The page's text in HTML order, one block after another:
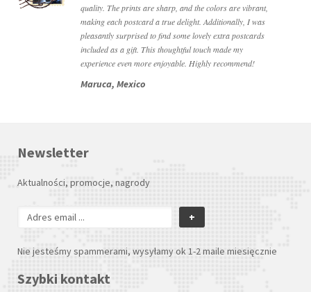
quality. The prints are sharp, and the colors are vibrant,
making each postcard a true delight. Additionally, I was
pleasantly surprised to find some lovely extra postcards
included as a gift. This thoughtful touch made my
experience even more enjoyable. Highly recommend!
Maruca, Mexico
Newsletter
Aktualności, promocje, nagrody
+
Nie jesteśmy spammerami, wysyłamy ok 1-2 maile miesięcznie
Szybki kontakt